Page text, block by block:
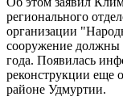
регионального
организации
сооружение должны
года. Появилась
реконструкции еще
районе Удмуртии.